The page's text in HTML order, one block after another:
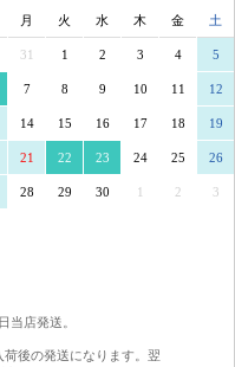
月 火 水 木 金 土
31 1 2 3 4 5
7 8 9 10 11 12
14 15 16 17 18 19
21 22 23 24 25 26
28 29 30 1 2 3
当店発送。
後の発送になります。翌